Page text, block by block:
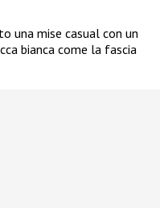
una mise casual con un
bianca come la fascia